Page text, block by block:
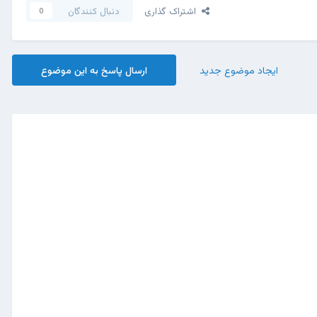
اشتراک گذاری دنبال کنندگان 0
ارسال پاسخ به این موضوع ایجاد موضوع جدید